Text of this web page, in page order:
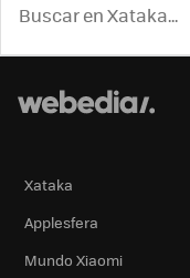
Xataka
Applesfera
Mundo Xiaomi